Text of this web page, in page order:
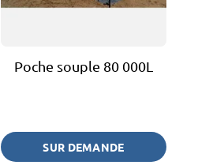
Poche souple 80 000L
SUR DEMANDE